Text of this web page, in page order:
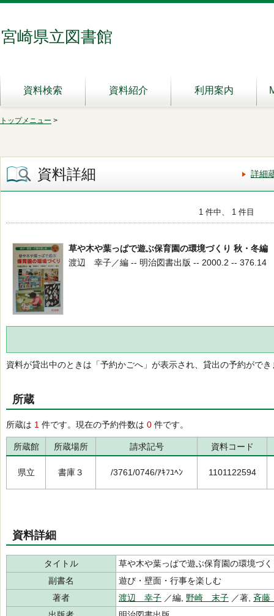
宮崎県立図書館
資料検索 資料紹介 利用案内
トップメニュー >
資料詳細 詳細
1 件中、 1 件目
草や木や葉っぱで遊ぶ保育園の環境づくり 秋・冬編
渡辺 幸子／編 -- 明治図書出版 -- 2000.2 -- 376.14
資料が貸出中のときは「予約かごへ」が表示され、貸出の予約ができ
所蔵
所蔵は 1 件です。現在の予約件数は 0 件です。
所蔵館 所蔵場所 請求記号 資料コード
県立 書庫３ /3761/0746/ｱｷﾌﾕﾍﾝ 1101122594
資料詳細
タイトル
草や木や葉っぱで遊ぶ保育園の環境づ
副書名
遊び・壁面・行事を楽しむ
著者
渡辺 幸子 ／編, 野崎 末子 ／著, 斉